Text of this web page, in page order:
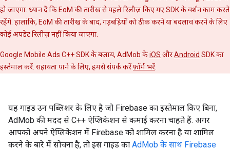
हो जाएगा. ध्यान दें कि EoM की तारीख से पहले रिलीज़ किए गए SDK के वर्शन काम करते
रहेंगे. हालांकि, EoM की तारीख के बाद, गड़बड़ियों को ठीक करने या बदलाव करने के लिए
कोई अपडेट रिलीज़ नहीं किया जाएगा.
Google Mobile Ads C++ SDK के बजाय, AdMob केiOS औरAndroid SDK का
इस्तेमाल करें. सहायता पाने के लिए, हमसे संपर्क करेंफ़ॉर्म भरें
यह गाइड उन पब्लिशर के लिए है जो Firebase का इस्तेमाल किए बिना,
AdMob की मदद से C++ ऐप्लिकेशन से कमाई करना चाहते हैं. अगर
आपको अपने ऐप्लिकेशन में Firebase को शामिल करना है या शामिल
करने के बारे में सोचना है, तो इस गाइड का AdMob के साथ Firebase